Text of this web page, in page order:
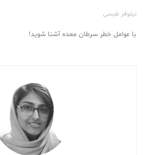
نیلوفر طبسی
با عوامل خطر سرطان معده آشنا شوید!